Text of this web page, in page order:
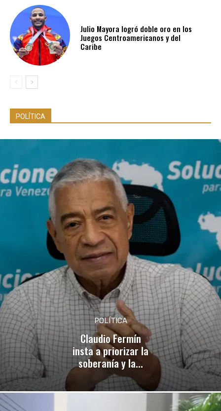
Julio Mayora logró doble oro en los
Juegos Centroamericanos y del
Caribe
POLÍTICA
POLÍTICA
Claudio Fermín
insta a priorizar la
soberanía y la...